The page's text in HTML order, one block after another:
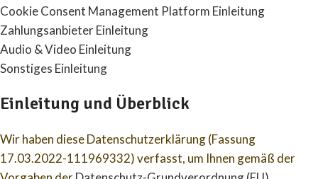
Cookie Consent Management Platform Einleitung
Zahlungsanbieter Einleitung
Audio & Video Einleitung
Sonstiges Einleitung
Einleitung und Überblick
Wir haben diese Datenschutzerklärung (Fassung
17.03.2022-111969332) verfasst, um Ihnen gemäß der